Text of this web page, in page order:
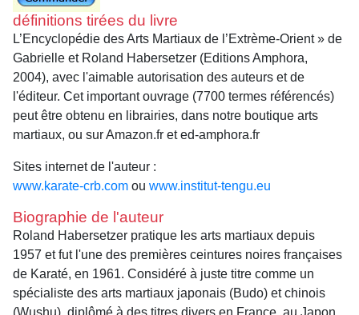
définitions tirées du livre
L’Encyclopédie des Arts Martiaux de l’Extrème-Orient » de
Gabrielle et Roland Habersetzer (Editions Amphora,
2004), avec l'aimable autorisation des auteurs et de
l'éditeur. Cet important ouvrage (7700 termes référencés)
peut être obtenu en librairies, dans notre boutique arts
martiaux, ou sur Amazon.fr et ed-amphora.fr
Sites internet de l'auteur :
www.karate-crb.com ou www.institut-tengu.eu
Biographie de l'auteur
Roland Habersetzer pratique les arts martiaux depuis
1957 et fut l'une des premières ceintures noires françaises
de Karaté, en 1961. Considéré à juste titre comme un
spécialiste des arts martiaux japonais (Budo) et chinois
(Wushu), diplômé à des titres divers en France, au Japon